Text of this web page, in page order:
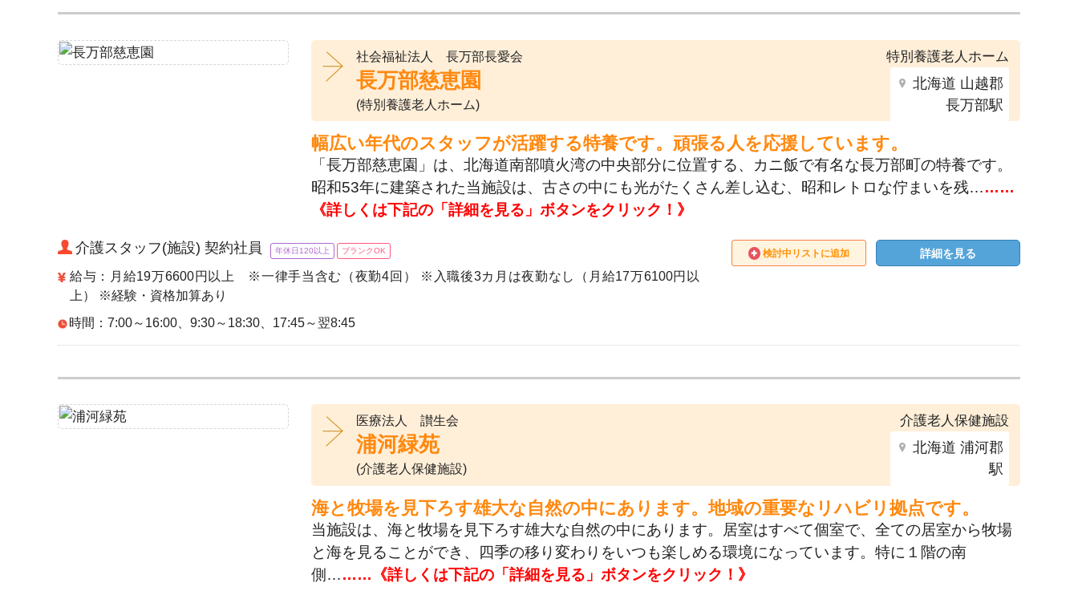
社会福祉法人 長万部長愛会
長万部慈恵園
(特別養護老人ホーム)
特別養護老人ホーム
北海道 山越郡
長万部駅
幅広い年代のスタッフが活躍する特養です。頑張る人を応援しています。
「長万部慈恵園」は、北海道南部噴火湾の中央部分に位置する、カニ飯で有名な長万部町の特養です。
昭和53年に建築された当施設は、古さの中にも光がたくさん差し込む、昭和レトロな佇まいを残………
《詳しくは下記の「詳細を見る」ボタンをクリック！》
介護スタッフ(施設) 契約社員 年休日120以上 ブランクOK
給与：月給19万6600円以上 ※一律手当含む（夜勤4回） ※入職後3カ月は夜勤なし（月給17万6100円以
上） ※経験・資格加算あり
時間：7:00～16:00、9:30～18:30、17:45～翌8:45
検討中リストに追加 詳細を見る
医療法人 讃生会
浦河緑苑
(介護老人保健施設)
介護老人保健施設
北海道 浦河郡
駅
海と牧場を見下ろす雄大な自然の中にあります。地域の重要なリハビリ拠点です。
当施設は、海と牧場を見下ろす雄大な自然の中にあります。居室はすべて個室で、全ての居室から牧場
と海を見ることができ、四季の移り変わりをいつも楽しめる環境になっています。特に１階の南
側………《詳しくは下記の「詳細を見る」ボタンをクリック！》